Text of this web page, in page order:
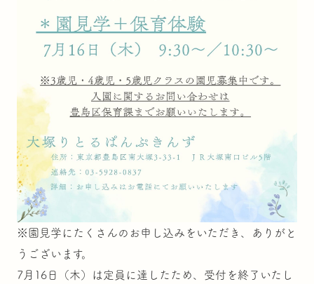
※園見学にたくさんのお申し込みをいただき、ありがと
うございます。
7月16日（木）は定員に達したため、受付を終了いたし